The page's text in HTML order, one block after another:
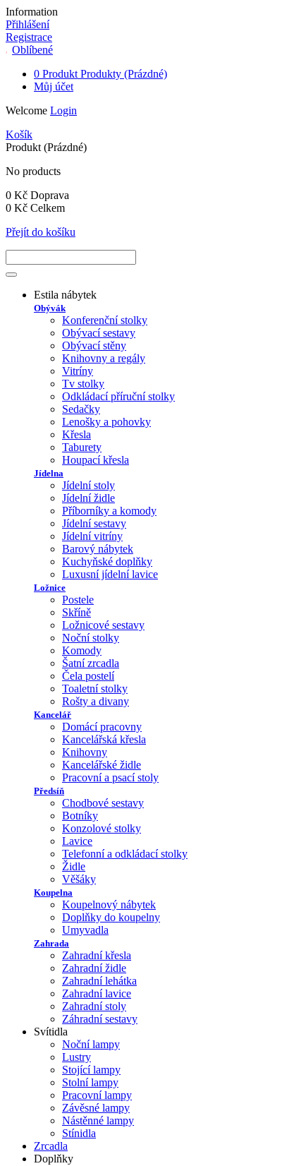
Information
Přihlášení
Registrace
Oblíbené
0 Produkt Produkty (Prázdné)
Můj účet
Welcome Login
Košík
Produkt (Prázdné)
No products
0 Kč Doprava
0 Kč Celkem
Přejít do košíku
Estila nábytek
Obývák
Konferenční stolky
Obývací sestavy
Obývací stěny
Knihovny a regály
Vitríny
Tv stolky
Odkládací příruční stolky
Sedačky
Lenošky a pohovky
Křesla
Taburety
Houpací křesla
Jídelna
Jídelní stoly
Jídelní židle
Příborníky a komody
Jídelní sestavy
Jídelní vitríny
Barový nábytek
Kuchyňské doplňky
Luxusní jídelní lavice
Ložnice
Postele
Skříně
Ložnicové sestavy
Noční stolky
Komody
Šatní zrcadla
Čela postelí
Toaletní stolky
Rošty a divany
Kancelář
Domácí pracovny
Kancelářská křesla
Knihovny
Kancelářské židle
Pracovní a psací stoly
Předsíň
Chodbové sestavy
Botníky
Konzolové stolky
Lavice
Telefonní a odkládací stolky
Židle
Věšáky
Koupelna
Koupelnový nábytek
Doplňky do koupelny
Umyvadla
Zahrada
Zahradní křesla
Zahradní židle
Zahradní lehátka
Zahradní lavice
Zahradní stoly
Záhradní sestavy
Svítidla
Noční lampy
Lustry
Stojící lampy
Stolní lampy
Pracovní lampy
Závěsné lampy
Nástěnné lampy
Stínidla
Zrcadla
Doplňky